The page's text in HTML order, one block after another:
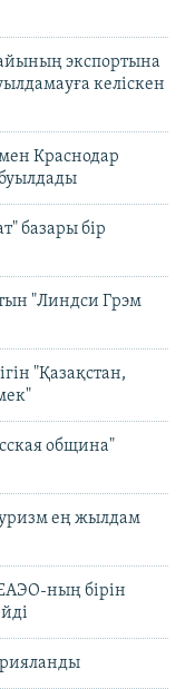
экспортына
келіскен
Краснодар
базары бір
"Линдси Грэм
"Қазақстан,
община"
ең жылдам
ның бірін